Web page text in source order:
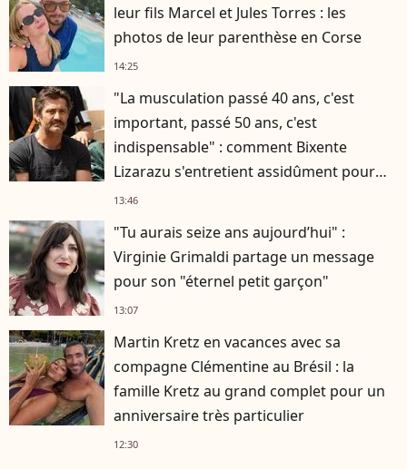
leur fils Marcel et Jules Torres : les
photos de leur parenthèse en Corse
14:25
"La musculation passé 40 ans, c'est
important, passé 50 ans, c'est
indispensable" : comment Bixente
Lizarazu s'entretient assidûment pour
rester musclé à 56 ans ?
13:46
"Tu aurais seize ans aujourd’hui" :
Virginie Grimaldi partage un message
pour son "éternel petit garçon"
13:07
Martin Kretz en vacances avec sa
compagne Clémentine au Brésil : la
famille Kretz au grand complet pour un
anniversaire très particulier
12:30